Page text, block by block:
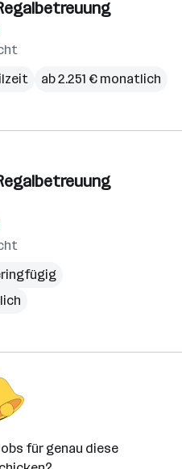
ab 2.251 € monatlich
für genau diese